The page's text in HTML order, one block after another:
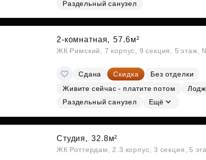
СубсидииРаздельный санузел
2-комнатная, 57.6м²
ЖК Римский, 7 корпус, 9 секция, 5 этаж,
Сдана Скидка
Без отделки
Живите сейчас - платите потом
Раздельный санузел
Ещё
Студия, 32.8м²
ЖК Роттердам, 2.3 корпус, 3 секция, 5